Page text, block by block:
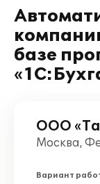
базе
ООО
Москва,
Вариант